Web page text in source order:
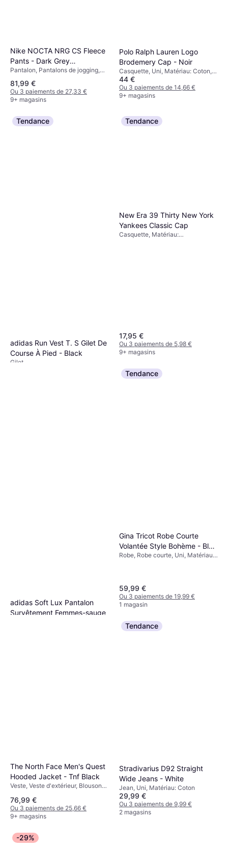
Nike NOCTA NRG CS Fleece
Pants - Dark Grey
Heather/Matte Silver/Black
Pantalon, Pantalons de jogging,
Coton, Grand confort, Ignifuge,
Doublé, Poches, Réflecteurs,
Réglable
81,99 €
Ou 3 paiements de 27,33 €
9+ magasins
Polo Ralph Lauren Logo
Brodemery Cap - Noir
Casquette, Uni, Matériau: Coton,
Respirant
44 €
Ou 3 paiements de 14,66 €
9+ magasins
Tendance
adidas Run Vest T. S Gilet De
Course À Pied - Black
Gilet
Tendance
New Era 39 Thirty New York
Yankees Classic Cap
Casquette, Matériau:
17,95 €
Ou 3 paiements de 5,98 €
9+ magasins
adidas Soft Lux Pantalon
Survêtement Femmes-sauge
Tendance
Gina Tricot Robe Courte
Volantée Style Bohème - Bleu
Clair
Robe, Robe courte, Uni, Matériau:
59,99 €
Ou 3 paiements de 19,99 €
1 magasin
The North Face Men's Quest
Hooded Jacket - Tnf Black
Veste, Veste d'extérieur, Blouson
Polyuréthane, Déperlant,
Capuche, Imperméable, Coupe-
vent, Poches, Respirant, Réglable
76,99 €
Ou 3 paiements de 25,66 €
9+ magasins
Tendance
Stradivarius D92 Straight
Wide Jeans - White
Jean, Uni, Matériau: Coton
29,99 €
Ou 3 paiements de 9,99 €
2 magasins
-29%